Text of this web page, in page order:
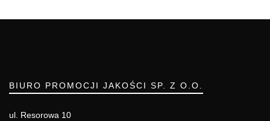
BIURO PROMOCJI JAKOŚCI SP. Z O.O.
ul. Resorowa 10